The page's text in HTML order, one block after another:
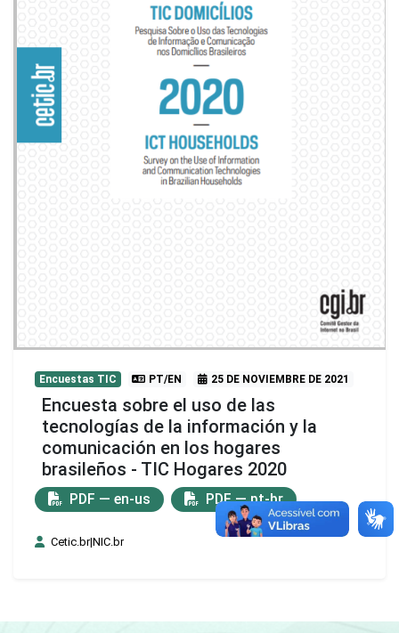
Encuestas TIC PT/EN 25 DE NOVIEMBRE DE 2021
Encuesta sobre el uso de las
tecnologías de la información y la
comunicación en los hogares
brasileños - TIC Hogares 2020
PDF — en-us PDF — pt-br
Cetic.br|NIC.br